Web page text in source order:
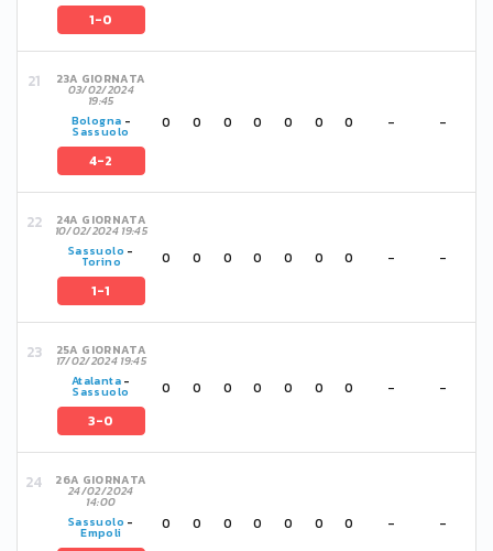
1-0
23A GIORNATA
03/02/2024
19:45
Bologna -
Sassuolo
4-2
0 0 0 0 0 0 0 - -
24A GIORNATA
10/02/2024 19:45
Sassuolo -
Torino
1-1
0 0 0 0 0 0 0 - -
25A GIORNATA
17/02/2024 19:45
Atalanta-
Sassuolo
3-0
0 0 0 0 0 0 0 - -
26A GIORNATA
24/02/2024
14:00
Sassuolo -
Empoli 0 0 0 0 0 0 0 - -